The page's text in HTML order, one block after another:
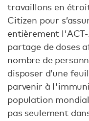
travaillons en
Citizen pour
entièrement
partage de doses
nombre de
disposer d’une
parvenir à
population
pas seulement